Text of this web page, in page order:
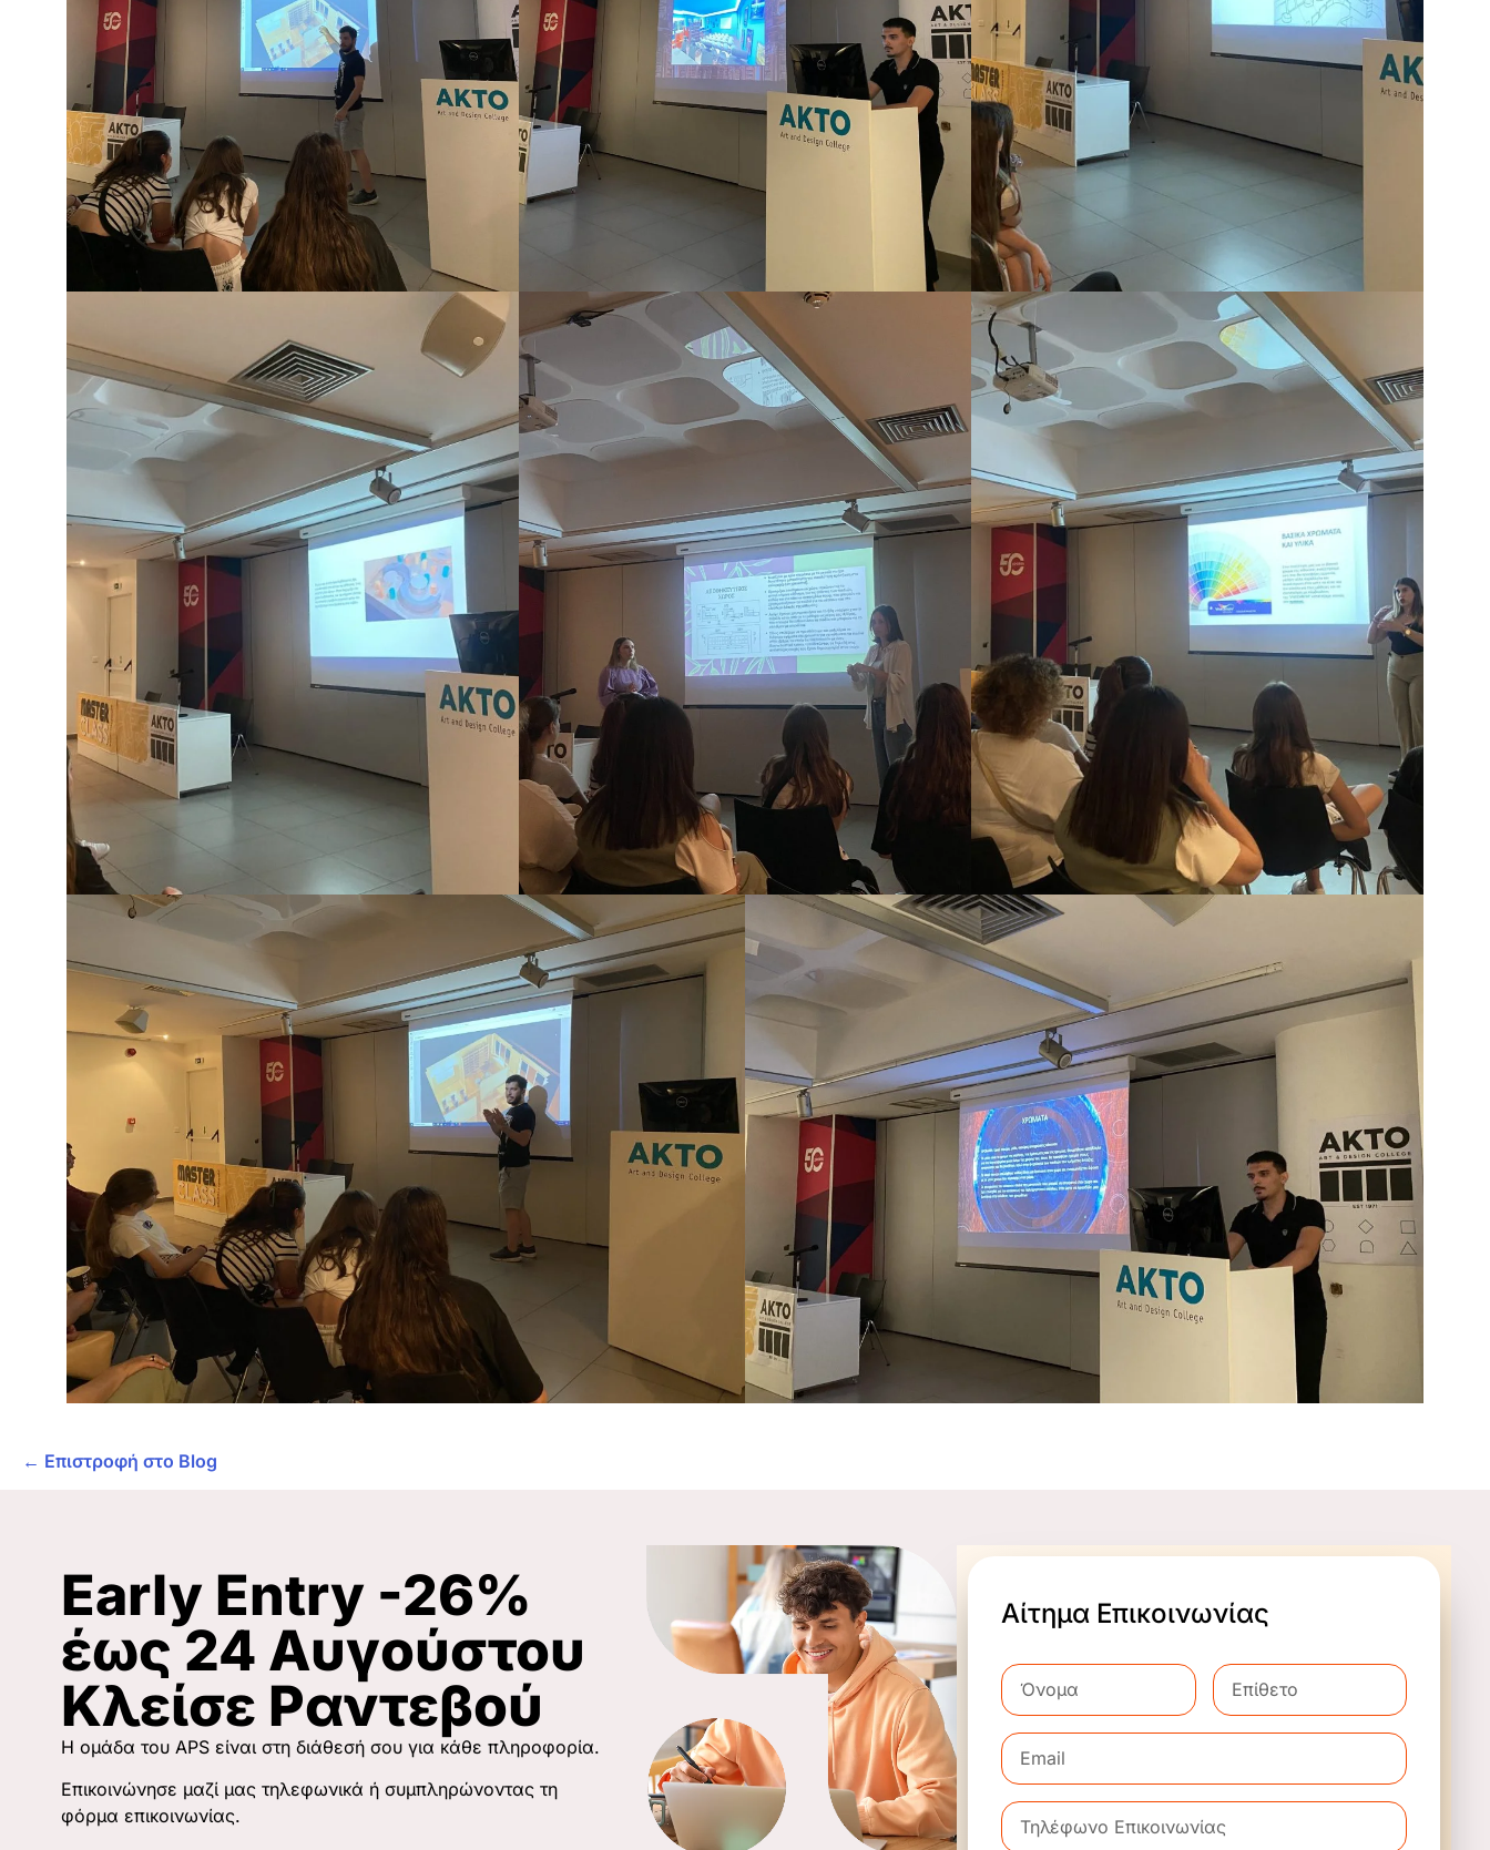
← Επιστροφή στο Blog
Early Entry -26%
έως 24 Αυγούστου
Κλείσε Ραντεβού
Η ομάδα του APS είναι στη διάθεσή σου για κάθε πληροφορία.
Επικοινώνησε μαζί μας τηλεφωνικά ή συμπληρώνοντας τη
φόρμα επικοινωνίας.
Αίτημα Επικοινωνίας